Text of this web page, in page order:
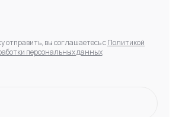
отправить, вы соглашаетесь сПолитикой
персональных данных